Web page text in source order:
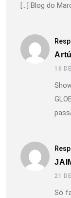
[…] Blog do
16
21
Só